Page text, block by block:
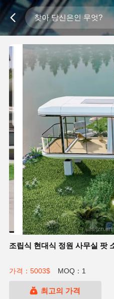
조립식 현대식 정원 사무실 팟
가격：5003$ MOQ：1
최고의 가격